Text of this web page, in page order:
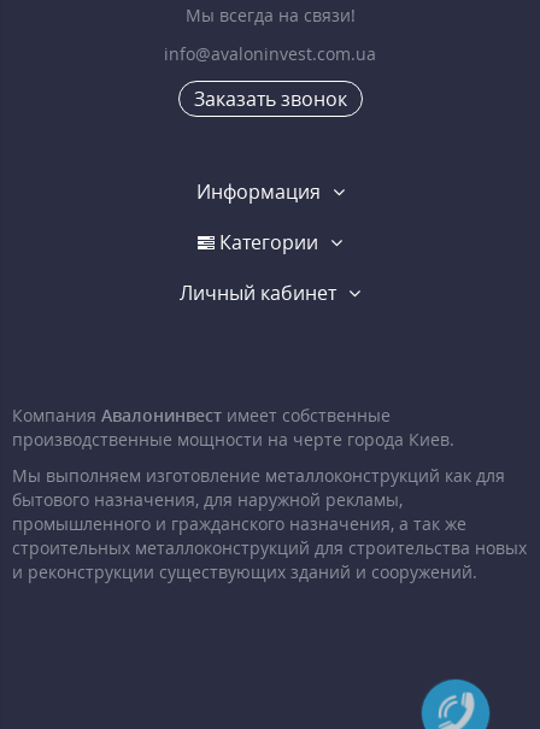
Мы всегда на связи!
info@avaloninvest.com.ua
Заказать звонок
Информация
Категории
Личный кабинет
Компания Авалонинвест имеет собственные
производственные мощности на черте города Киев.
Мы выполняем изготовление металлоконструкций как для
бытового назначения, для наружной рекламы,
промышленного и гражданского назначения, а так же
строительных металлоконструкций для строительства новых
и реконструкции существующих зданий и сооружений.